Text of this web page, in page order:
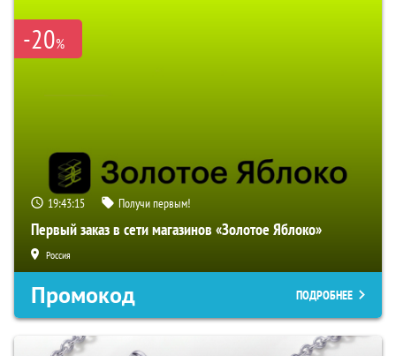
-20%
19:43:14 Получи первым!
Первый заказ в сети магазинов «Золотое Яблоко»
Россия
Промокод ПОДРОБНЕЕ